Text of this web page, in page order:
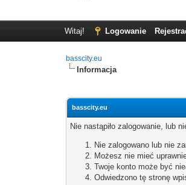
Witaj! Logowanie
basscity.eu
Informacja
basscity.eu
Nie nastąpiło zalogowanie, lub
Nie zalogowano lub nie
Możesz nie mieć
Twoje konto może być
Odwiedzono tę stronę